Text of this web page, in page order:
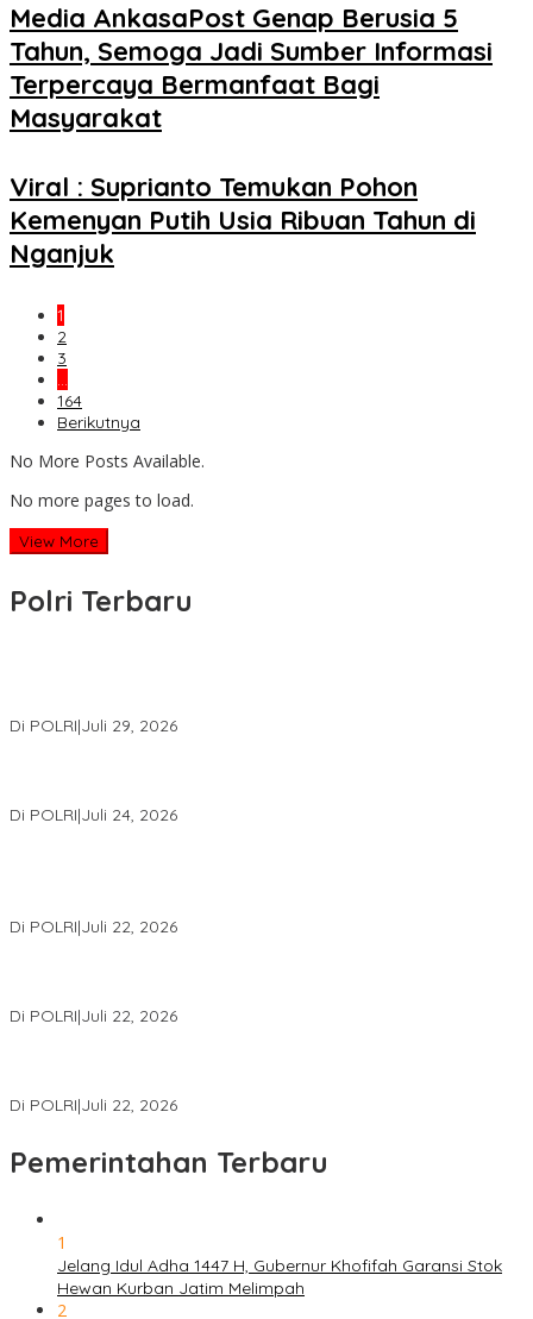
Media AnkasaPost Genap Berusia 5
Tahun, Semoga Jadi Sumber Informasi
Terpercaya Bermanfaat Bagi
Masyarakat
Viral : Suprianto Temukan Pohon
Kemenyan Putih Usia Ribuan Tahun di
Nganjuk
1
2
3
…
164
Berikutnya
No More Posts Available.
No more pages to load.
View More
Polri Terbaru
Di POLRI|Juli 29, 2026
Di POLRI|Juli 24, 2026
Di POLRI|Juli 22, 2026
Di POLRI|Juli 22, 2026
Di POLRI|Juli 22, 2026
Pemerintahan Terbaru
1
Jelang Idul Adha 1447 H, Gubernur Khofifah Garansi Stok
Hewan Kurban Jatim Melimpah
2